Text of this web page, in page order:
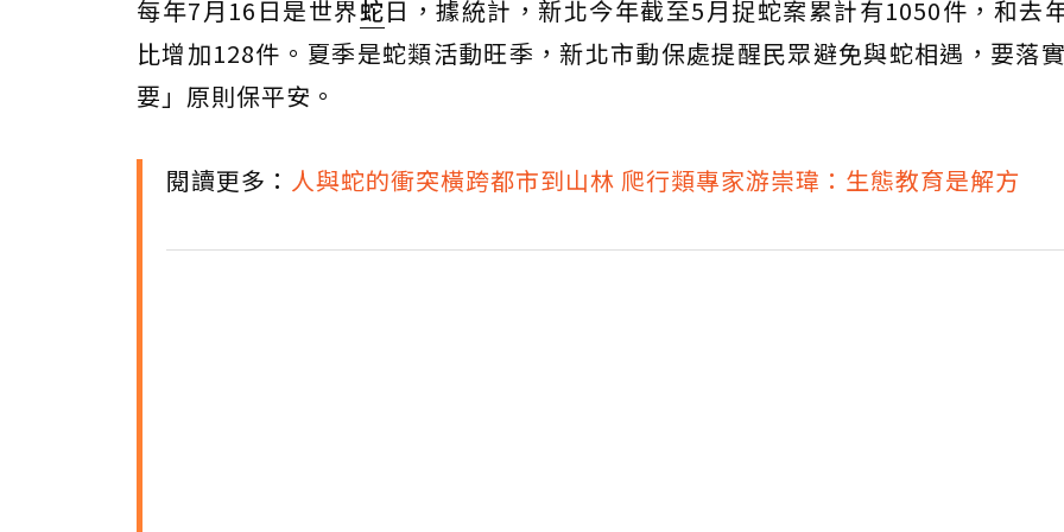
每年7月16日是世界蛇日，據統計，新北今年截至5月捉蛇案累計有1050件，和去
比增加128件。夏季是蛇類活動旺季，新北市動保處提醒民眾避免與蛇相遇，要落
要」原則保平安。
閱讀更多： 人與蛇的衝突橫跨都市到山林 爬行類專家游崇瑋：生態教育是解方